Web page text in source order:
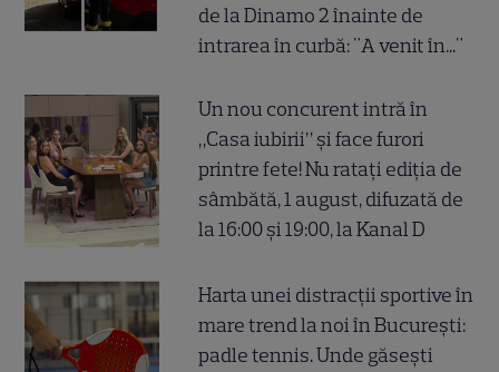
de la Dinamo 2 înainte de
intrarea în curbă: "A venit în..."
Un nou concurent intră în
„Casa iubirii” și face furori
printre fete! Nu ratați ediția de
sâmbătă, 1 august, difuzată de
la 16:00 și 19:00, la Kanal D
Harta unei distracții sportive în
mare trend la noi în București:
padle tennis. Unde găsești